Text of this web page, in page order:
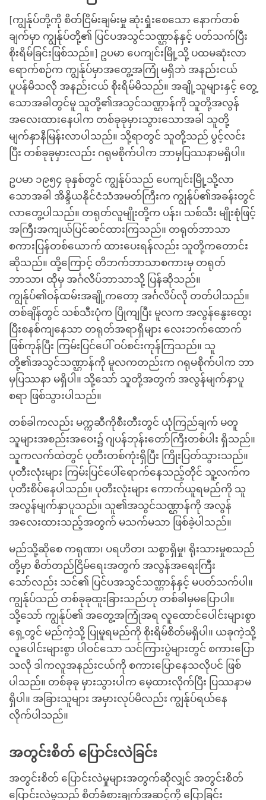
[ကျွန်ုပ်တို့ကို စိတ်ငြိမ်းချမ်းမှု ဆုံးရှုံးစေသော နောက်တစ်
ချက်မှာ ကျွန်ုပ်တို့၏ ပြင်ပအသွင်သဏ္ဌာန်နှင့် ပတ်သက်ပြီး
စိုးရိမ်ခြင်းဖြစ်သည်။] ဥပမာ ပေကျင်းမြို့သို့ ပထမဆုံးလာ
ရောက်စဉ်က ကျွန်ုပ်မှာအတွေ့အကြုံ မရှိဘဲ အနည်းငယ်
ပူပန်မိသလို အနည်းငယ် စိုးရိမ်မိသည်။ အချို့သူများနှင့် တွေ့
သောအခါတွင်မူ သူတို့၏အသွင်သဏ္ဌာန်ကို သူတို့အလွန်
အလေးထားနေပါက တစ်ခုခုမှားသွားသောအခါ သူတို့
မျက်နှာနီမြန်းလာပါသည်။ သို့ရာတွင် သူတို့သည် ပွင့်လင်း
ပြီး တစ်ခုခုမှားလည်း ဂရုမစိုက်ပါက ဘာမှပြဿနာမရှိပါ။
ဥပမာ ၁၉၅၄ ခုနှစ်တွင် ကျွန်ုပ်သည် ပေကျင်းမြို့သို့လာ
သောအခါ အိန္ဒိယနိုင်ငံသံအမတ်ကြီးက ကျွန်ုပ်၏အခန်းတွင်
လာတွေ့ပါသည်။ တရုတ်လူမျိုးတို့က ပန်း၊ သစ်သီး မျိုးစုံဖြင့်
အကြီးအကျယ်ပြင်ဆင်ထားကြသည်။ တရုတ်ဘာသာ
စကားပြန်တစ်ယောက် ထားပေးရန်လည်း သူတို့ကတောင်း
ဆိုသည်။ ထို့ကြောင့် တိဘက်ဘာသာစကားမှ တရုတ်
ဘာသာ၊ ထိုမှ အင်္ဂလိပ်ဘာသာသို့ ပြန်ဆိုသည်။
ကျွန်ုပ်၏ဝန်ထမ်းအချို့ကတော့ အင်္ဂလိပ်လို တတ်ပါသည်။
တစ်ချိန်တွင် သစ်သီးပုံက ပြိုကျပြီး မူလက အလွန်နွေးထွေး
ပြီးစနစ်ကျနေသာ တရုတ်အရာရှိများ လေးဘက်ထောက်
ဖြစ်ကုန်ပြီး ကြမ်းပြင်ပေါ် ဝပ်စင်းကုန်ကြသည်။ သူ
တို့၏အသွင်သဏ္ဌာန်ကို မူလကတည်းက ဂရုမစိုက်ပါက ဘာ
မှပြဿနာ မရှိပါ။ သို့သော် သူတို့အတွက် အလွန်မျက်နှာပူ
စရာ ဖြစ်သွားပါသည်။
တစ်ခါကလည်း မက္ကဆီကိုစီးတီးတွင် ယုံကြည်ချက် မတူ
သူများအစည်းအဝေး၌ ဂျပန်ဘုန်းတော်ကြီးတစ်ပါး ရှိသည်။
သူကလက်ထဲတွင် ပုတီးတစ်ကုံးရှိပြီး ကြိုးပြတ်သွားသည်။
ပုတီးလုံးများ ကြမ်းပြင်ပေါ်ရောက်နေသည့်တိုင် သူ့လက်က
ပုတီးစိပ်နေပါသည်။ ပုတီးလုံးများ ကောက်ယူရမည်ကို သူ
အလွန်မျက်နှာပူသည်။ သူ၏အသွင်သဏ္ဌာန်ကို အလွန်
အလေးထားသည့်အတွက် မသက်မသာ ဖြစ်ခဲ့ပါသည်။
မည်သို့ဆိုစေ ကရုဏာ၊ ပရဟိတ၊ သစ္စာရှိမှု၊ ရိုးသားမှုစသည်
တို့မှာ စိတ်တည်ငြိမ်ရေးအတွက် အလွန်အရေးကြီး
သော်လည်း သင်၏ ပြင်ပအသွင်သဏ္ဌာန်နှင့် မပတ်သက်ပါ။
ကျွန်ုပ်သည် တစ်ခုခုထူးခြားသည်ဟု တစ်ခါမှမပြောပါ။
သို့သော် ကျွန်ုပ်၏ အတွေ့အကြုံအရ လူထောင်ပေါင်းများစွာ
ရှေ့တွင် မည်ကဲ့သို့ ပြုမူရမည်ကို စိုးရိမ်စိတ်မရှိပါ။ ယခုကဲ့သို့
လူပေါင်းများစွာ ပါဝင်သော သင်ကြားပွဲများတွင် စကားပြော
သလို ဒါကလူအနည်းငယ်ကို စကားပြောနေသလိုပင် ဖြစ်
ပါသည်။ တစ်ခုခု မှားသွားပါက မေ့ထားလိုက်ပြီး ပြဿနာမ
ရှိပါ။ အခြားသူများ အမှားလုပ်မိလည်း ကျွန်ုပ်ရယ်နေ
လိုက်ပါသည်။
အတွင်းစိတ် ပြောင်းလဲခြင်း
အတွင်းစိတ် ပြောင်းလဲမှုများအတွက်ဆိုလျှင် အတွင်းစိတ်
ပြောင်းလဲမှုသည် စိတ်ခံစားချက်အဆင့်ကို ပြောခြင်း